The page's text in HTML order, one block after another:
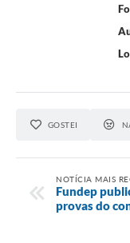
GOSTEI
NOTÍCIA MAIS
Fundep
provas do